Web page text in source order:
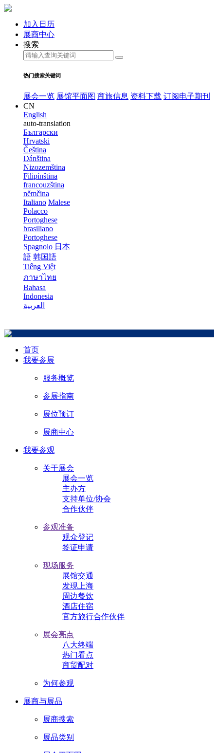
加入日历
展商中心
搜索
热门搜索关键词
展会一览 展馆平面图 商旅信息 资料下载 订阅电子期刊
CN
English
auto-translation
Български
Hrvatski
Čeština
Dánština
Nizozemština
Filipínština
francouzština
němčina
Italiano Malese
Polacco
Portoghese
brasiliano
Portoghese
Spagnolo 日本
語 韩国語
Tiếng Việt
ภาษาไทย
Bahasa
Indonesia
العربية
首页
我要参展
服务概览
参展指南
展位预订
展商中心
我要参观
关于展会
展会一览
主办方
支持单位/协会
合作伙伴
参观准备
观众登记
签证申请
现场服务
展馆交通
发现上海
周边餐饮
酒店住宿
官方旅行合作伙伴
展会亮点
八大终端
热门看点
商贸配对
为何参观
展商与展品
展商搜索
展品类别